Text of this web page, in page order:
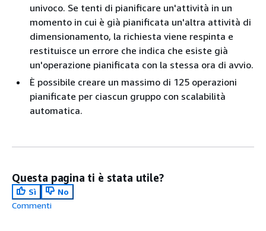
univoco. Se tenti di pianificare un'attività in un
momento in cui è già pianificata un'altra attività di
dimensionamento, la richiesta viene respinta e
restituisce un errore che indica che esiste già
un'operazione pianificata con la stessa ora di avvio.
È possibile creare un massimo di 125 operazioni
pianificate per ciascun gruppo con scalabilità
automatica.
Questa pagina ti è stata utile?
Sì
No
Commenti